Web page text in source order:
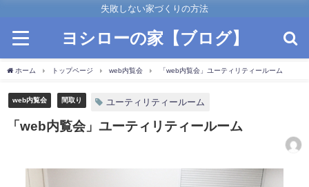
失敗しない家づくりの方法
ヨシローの家【ブログ】
ホーム トップページ web内覧会 「web内覧会」ユーティリティールーム
web内覧会 間取り ユーティリティールーム
「web内覧会」ユーティリティールーム